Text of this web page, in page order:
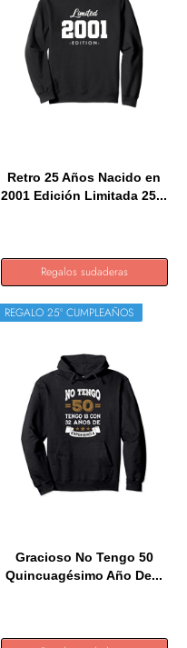
Retro 25 Años Nacido en
2001 Edición Limitada 25...
Regalos sudaderas
REGALO 25º CUMPLEAÑOS
Gracioso No Tengo 50
Quincuagésimo Año De...